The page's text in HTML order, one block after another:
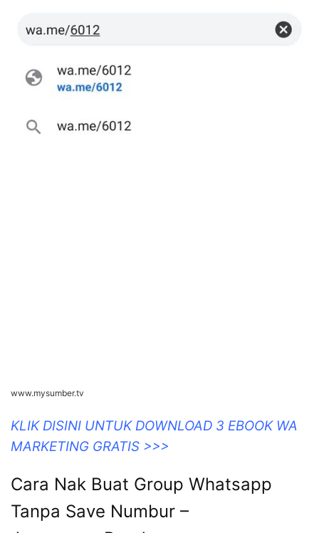
www.mysumber.tv
KLIK DISINI UNTUK DOWNLOAD 3 EBOOK WA
MARKETING GRATIS >>>
Cara Nak Buat Group Whatsapp
Tanpa Save Numbur –